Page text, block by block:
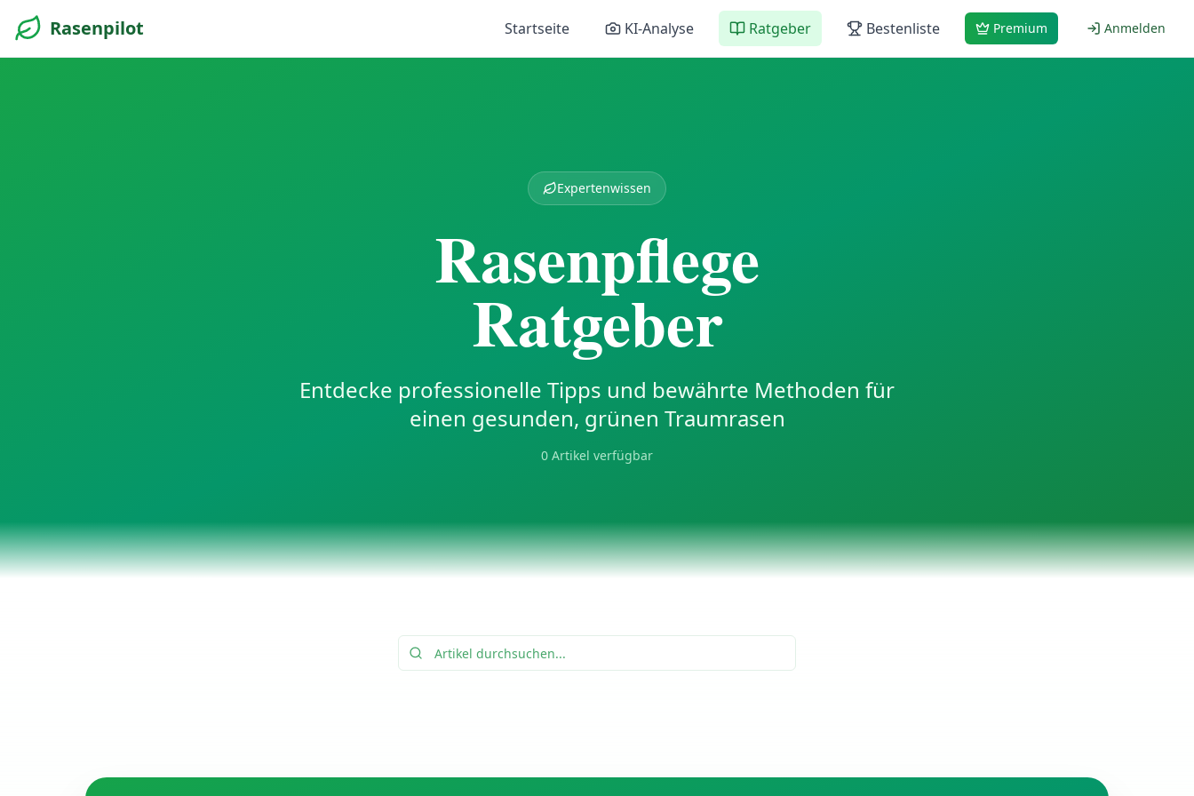
Rasenpilot Startseite KI-Analyse Ratgeber Bestenliste Premium Anmelden
Expertenwissen
Rasenpflege
Ratgeber
Entdecke professionelle Tipps und bewährte Methoden für
einen gesunden, grünen Traumrasen
0 Artikel verfügbar